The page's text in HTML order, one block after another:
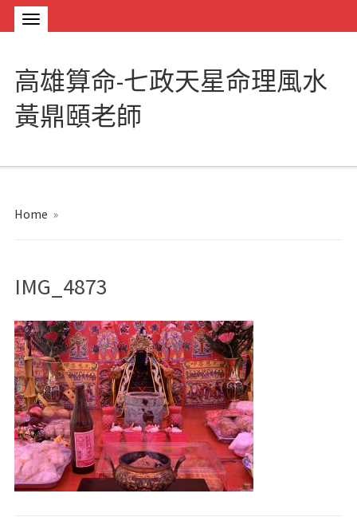
高雄算命-七政天星命理風水
黃鼎頤老師
Home »
IMG_4873